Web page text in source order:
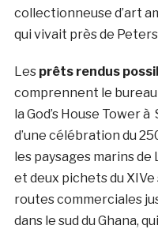
collectionneuse d’art
qui vivait près de
Les prêts rendus
comprennent le
la God’s House Tower
d’une célébration du
les paysages marins
et deux pichets du
routes commerciales
dans le sud du Ghana,